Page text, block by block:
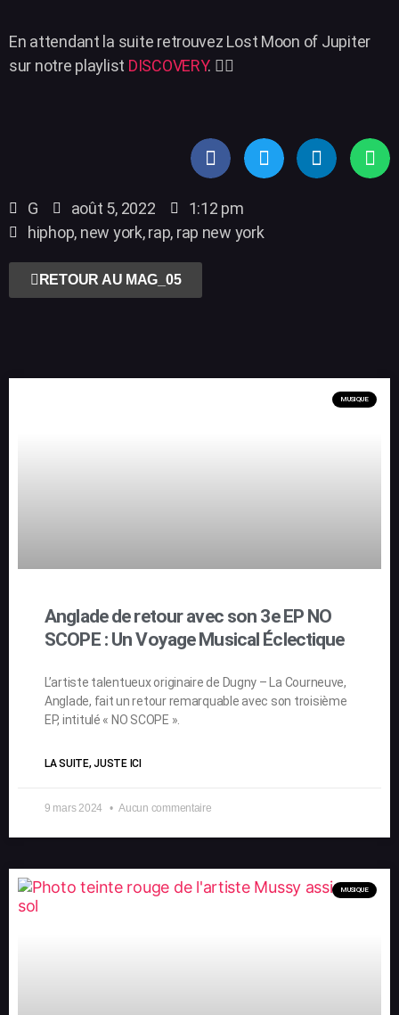
En attendant la suite retrouvez Lost Moon of Jupiter
sur notre playlist DISCOVERY. 🏴‍☠️
G août 5, 2022
1:12 pm
hiphop, new york,rap, rap new york
RETOUR AU MAG_05
MUSIQUE
Anglade de retour avec son 3e EP NO
SCOPE : Un Voyage Musical Éclectique
L’artiste talentueux originaire de Dugny – La Courneuve,
Anglade, fait un retour remarquable avec son troisième
EP, intitulé « NO SCOPE ».
LA SUITE, JUSTE ICI
9 mars 2024 Aucun commentaire
MUSIQUE